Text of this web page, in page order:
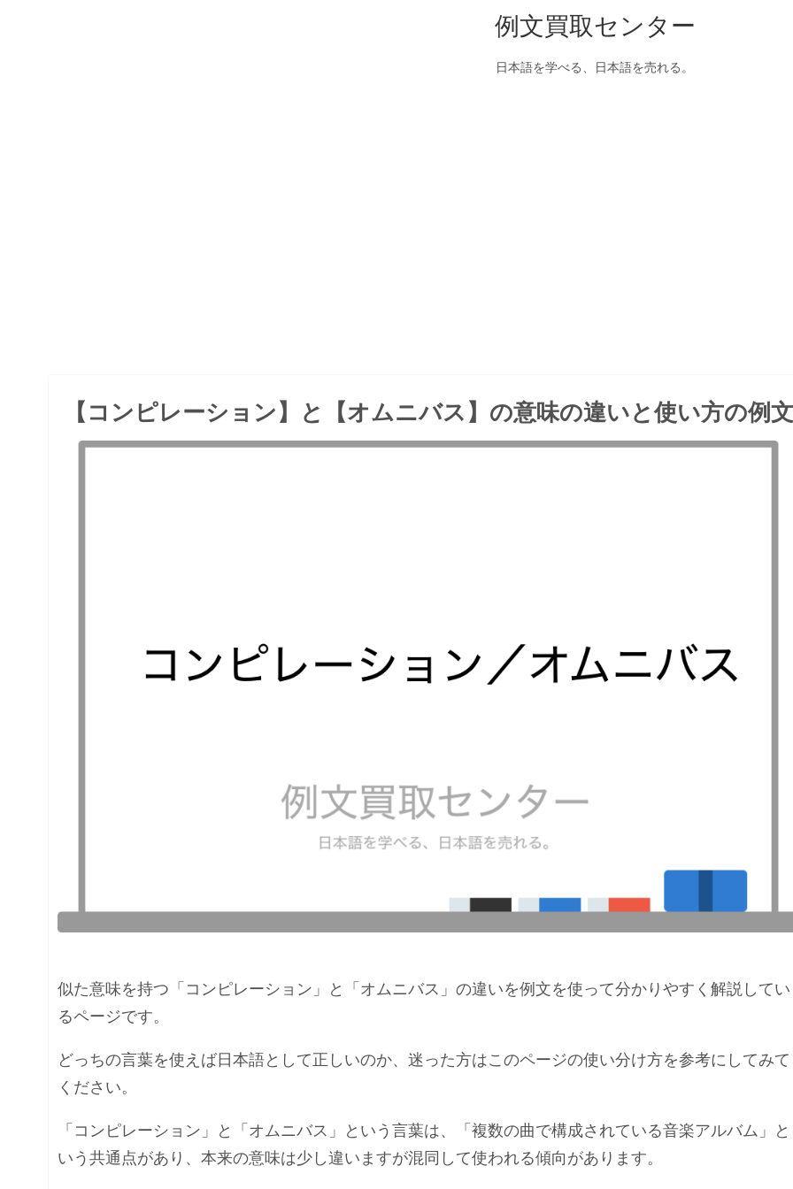
例文買取センター
日本語を学べる、日本語を売れる。
【コンピレーション】と【オムニバス】の意味の違いと使い方の例文
似た意味を持つ「コンピレーション」と「オムニバス」の違いを例文を使って分かりやすく解説してい
るページです。
どっちの言葉を使えば日本語として正しいのか、迷った方はこのページの使い分け方を参考にしてみて
ください。
「コンピレーション」と「オムニバス」という言葉は、「複数の曲で構成されている音楽アルバム」と
いう共通点があり、本来の意味は少し違いますが混同して使われる傾向があります。